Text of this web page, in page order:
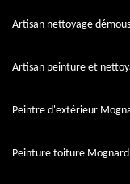
Artisan nettoyage
Artisan peinture et
Peintre d'extérieur
Peinture toiture